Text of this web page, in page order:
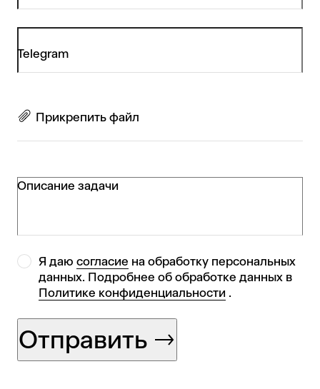
Telegram
Прикрепить файл
Описание задачи
Я даю согласие на обработку персональных
данных. Подробнее об обработке данных в
Политике конфиденциальности .
Отправить